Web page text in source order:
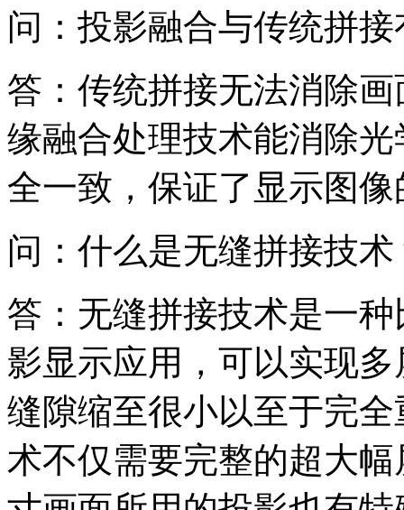
问：投影融合与传统拼
答：传统拼接无法消除
缘融合处理技术能消除
全一致，保证了显示图
问：什么是无缝拼接技术
答：无缝拼接技术是一
影显示应用，可以实现
缝隙缩至很小以至于完
术不仅需要完整的超大